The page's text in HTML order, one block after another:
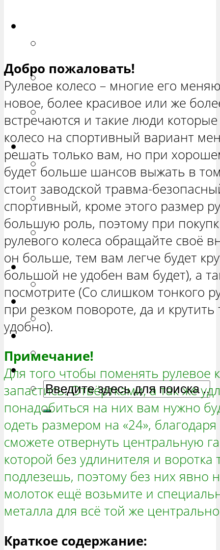
РЕМОНТ ВАЗ 2171 «ПРИОРА
УНИВЕРСАЛ»
РЕМОНТ ВАЗ 2172 «ПРИОРА
ХЕТЧБЭК»
Нива
РЕМОНТ ВАЗ 21213 «НИВА
ТРЕХ-ДВЕРНАЯ»
ВАЗ 21214 «НИВА ТРЕХ-
ДВЕРНАЯ»
РЕМОНТ ВАЗ 2131 «НИВА
ЧЕТЫРЕХ-ДВЕРНАЯ»
Гранта
РЕМОНТ ВАЗ 2190 «ГРАНТА»
Ока
РЕМОНТ ВАЗ 1111 «ОКА»
Ларгус
РЕМОНТ ЛАДА ЛАРГУС
Добро пожаловать!
Рулевое колесо – многие его
новое, более красивое или же
встречаются и такие люди
колесо на спортивный вариант
решать только вам, но при
будет больше шансов выжать в
стоит заводской травма-
спортивный, кроме этого размер
большую роль, поэтому при
рулевого колеса обращайте своё
он больше, тем вам легче будет
большой не удобен вам будет), а
посмотрите (Со слишком тонкого
при резком повороте, да и
удобно).
Примечание!
Для того чтобы поменять рулевое
запастись: Отвёртками, а так же
понадобиться на них вам нужно
одеть размером на «24»,
сможете отвернуть центральную
которой без удлинителя и воротка
подлезешь, поэтому без них явно
молоток ещё возьмите и
металла для всё той же
Краткое содержание: